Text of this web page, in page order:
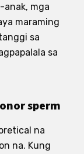
anak, mga
maraming
sa
sa
sperm
na
na. Kung